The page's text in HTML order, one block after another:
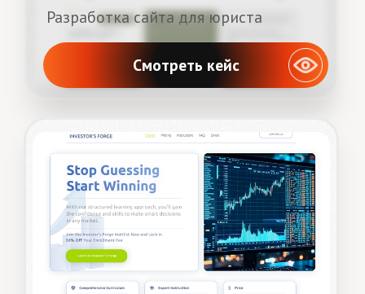
Расскажите о своем бизнесе, для
которого необходим сайт
Я соглашаюсь сполитикой
конфиденциальности и даю
согласие на
обработку персональных данных
согласно
ФЗ-152
Отправить